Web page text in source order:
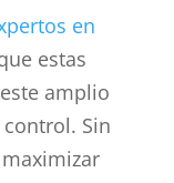
en
estas
amplio
Sin